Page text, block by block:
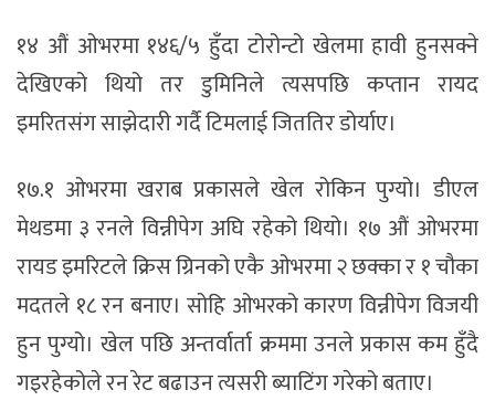
१४ औं ओभरमा १४६/५ हुँदा टोरोन्टो खेलमा हावी हुनसक्ने
देखिएको थियो तर डुमिनिले त्यसपछि कप्तान रायद
इमरितसंग साझेदारी गर्दै टिमलाई जिततिर डोर्याए।
१७.१ ओभरमा खराब प्रकासले खेल रोकिन पुग्यो। डीएल
मेथडमा ३ रनले विन्नीपेग अघि रहेको थियो। १७ औं ओभरमा
रायड इमरिटले क्रिस ग्रिनको एकै ओभरमा २ छक्का र १ चौका
मदतले १८ रन बनाए। सोहि ओभरको कारण विन्नीपेग विजयी
हुन पुग्यो। खेल पछि अन्तर्वार्ता क्रममा उनले प्रकास कम हुँदै
गइरहेकोले रन रेट बढाउन त्यसरी ब्याटिंग गरेको बताए।